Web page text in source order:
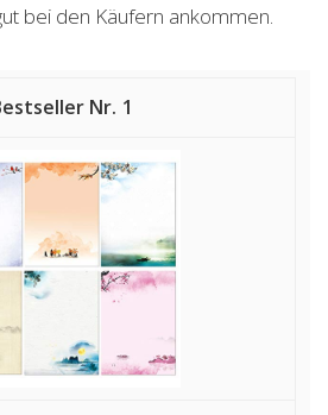
bei den Käufern ankommen.
1